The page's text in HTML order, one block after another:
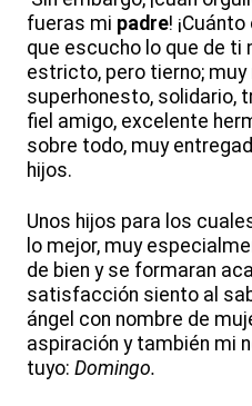
fueras mi padre!
que escucho lo que de ti
estricto, pero tierno; muy
superhonesto, solidario,
fiel amigo, excelente
sobre todo, muy
hijos.
Unos hijos para los
lo mejor, muy
de bien y se formaran
satisfacción siento al
ángel con nombre de
aspiración y también mi
tuyo: Domingo.